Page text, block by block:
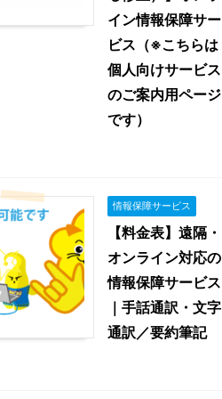
イン情報保障サー
ビス（※こちらは
個人向けサービス
のご案内用ページ
です）
情報保障サービス
【料金表】遠隔・
オンライン対応の
情報保障サービス
｜手話通訳・文字
通訳／要約筆記